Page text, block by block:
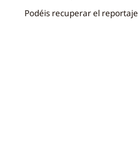
Podéis recuperar el reportaje